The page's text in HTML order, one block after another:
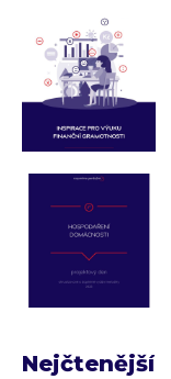
Nejčtenější